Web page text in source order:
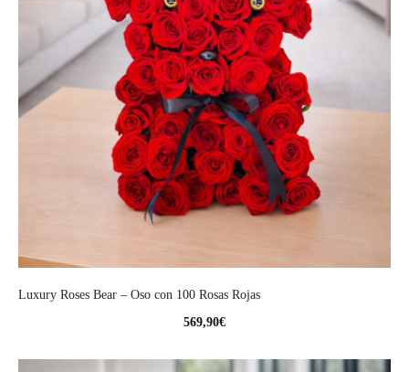
Luxury Roses Bear – Oso con 100 Rosas Rojas
569,90€